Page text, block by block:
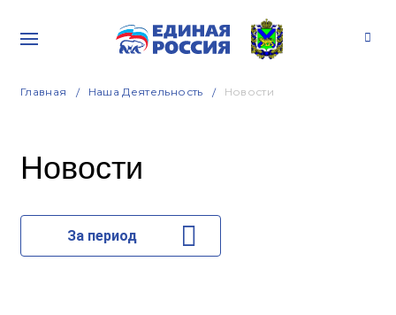
Главная Наша Деятельность Новости
Новости
За период